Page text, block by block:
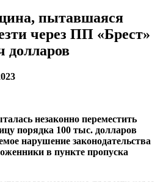
пытавшаяся
через ПП «Брест»
долларов
незаконно переместить
порядка 100 тыс. долларов
нарушение законодательства
в пункте пропуска